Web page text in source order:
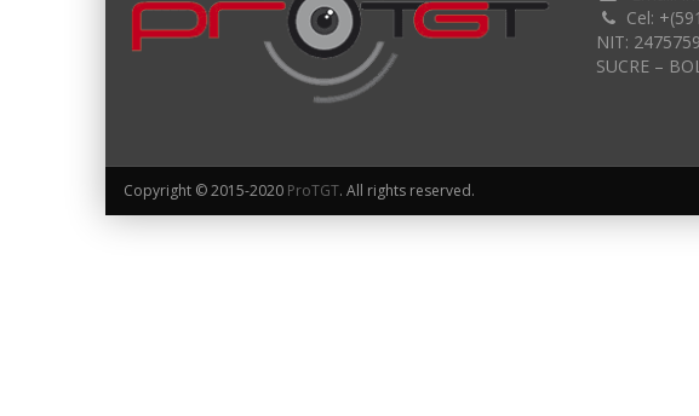
Cel:
NIT:
SUCRE –
Copyright © 2015-2020 ProTGT. All rights reserved.